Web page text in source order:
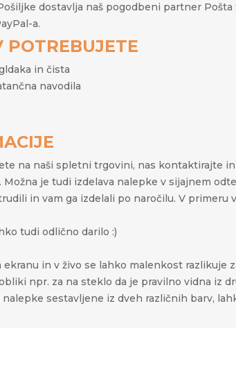
dostavlja naš pogodbeni partner
a.
POTREBUJETE
in čista
navodila
na naši spletni trgovini, nas kontaktirajte
je tudi izdelava nalepke v sijajnem
in vam ga izdelali po naročilu. V primeru
tudi odlično darilo :)
in v živo se lahko malenkost razlikuje
npr. za na steklo da je pravilno vidna iz
sestavljene iz dveh različnih barv,